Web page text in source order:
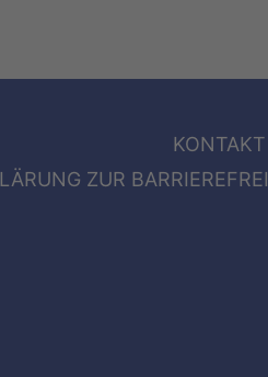
KONTAKT
ZUR